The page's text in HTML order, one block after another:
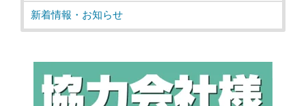
新着情報・お知らせ